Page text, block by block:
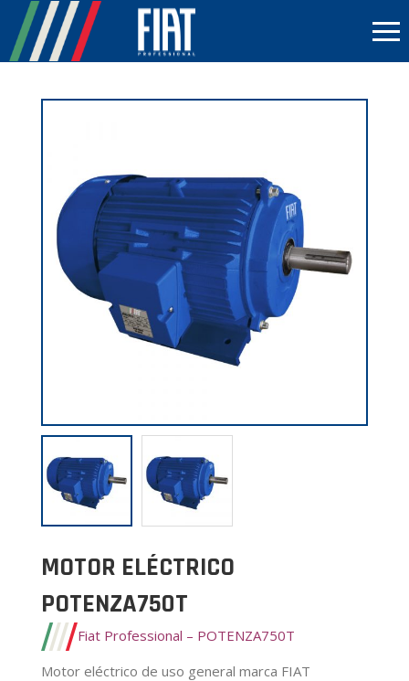
MOTOR ELÉCTRICO
POTENZA750T
Fiat Professional – POTENZA750T
Motor eléctrico de uso general marca FIAT